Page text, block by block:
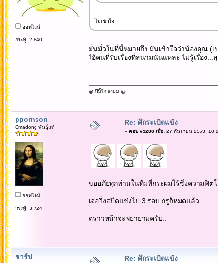
ออฟไลน์
กระทู้: 2,840
ไม่เข้าใจ
มั่นมั่วในที่นี้หมายถึง มันเข้าใจว่าน้องคุณ (เ
ไอ้คนที่รับเรื่องที่สนามนั่นแหละ ไม่รู้เรื่อง...
@ ปีนี้ปีของผม @
ppornson
Cmadong พันธุ์แท้
ออฟไลน์
กระทู้: 3,724
Re: ศึกระเบิดแข้ง
« ตอบ #3286 เมื่อ:27 กันยายน 2553,
ขออภัยทุกท่านในทีมที่กระผมไร้ซึ่งความฟิตโ
เจอวิ่งสปีดแข่งไป 3 รอบ กรูก็หมดแล้ว...
คราวหน้าจะพยายามครับ..
ชาร์ป Re: ศึกระเบิดแข้ง